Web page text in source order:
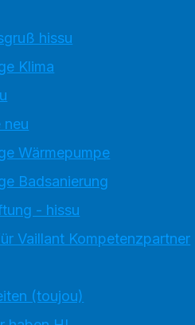
hissu
Klima
neu
Wärmepumpe
Badsanierung
- hissu
Vaillant Kompetenzpartner
(toujou)